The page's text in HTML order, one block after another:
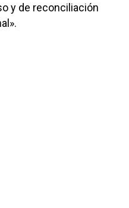
y de reconciliación